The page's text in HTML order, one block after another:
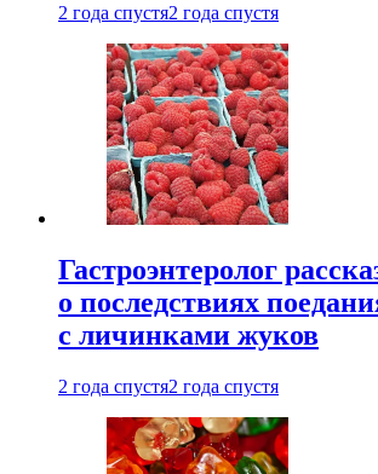
2 года спустя2 года спустя
Гастроэнтеролог
о последствиях
с личинками жуков
2 года спустя2 года спустя